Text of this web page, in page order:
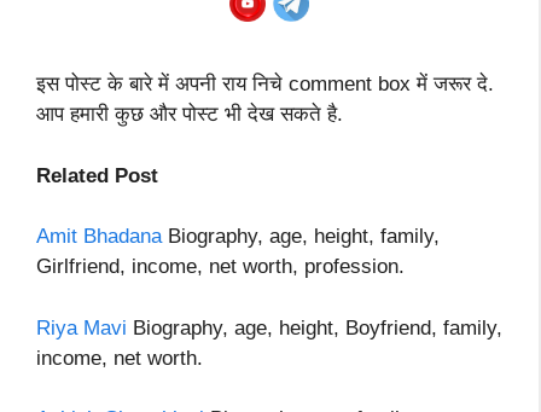
इस पोस्ट के बारे में अपनी राय निचे comment box में जरूर दे.
आप हमारी कुछ और पोस्ट भी देख सकते है.
Related Post
Amit BhadanaBiography, age, height, family,
Girlfriend, income, net worth, profession.
Riya Mavi Biography, age, height, Boyfriend, family,
income, net worth.